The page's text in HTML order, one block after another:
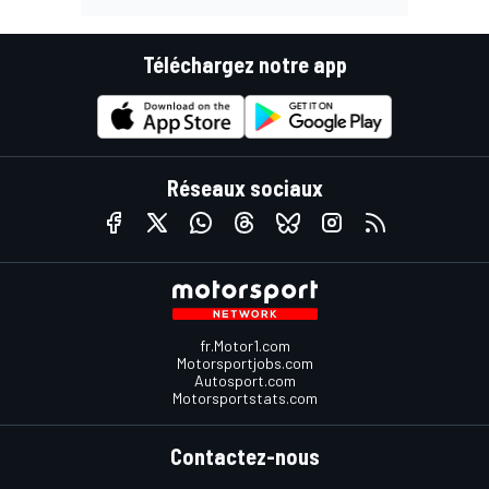
Téléchargez notre app
Réseaux sociaux
fr.Motor1.com
Motorsportjobs.com
Autosport.com
Motorsportstats.com
Contactez-nous